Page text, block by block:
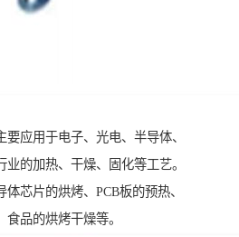
应用于电子、光电、半导体、
的加热、干燥、固化等工艺。
芯片的烘烤、PCB板的预热、
品的烘烤干燥等。